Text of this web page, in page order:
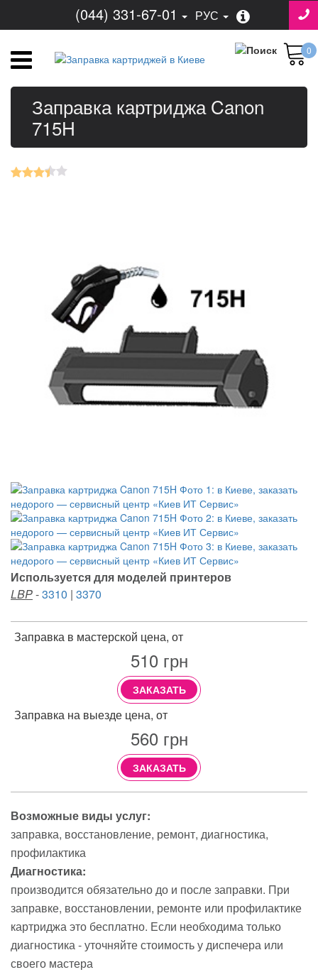
(044) 331-67-01 РУС
0
Заправка картриджа Canon
715H
Используется для моделей принтеров
LBP-3310 | 3370
Заправка в мастерской цена, от
510грн
ЗАКАЗАТЬ
Заправка на выезде цена, от
560грн
ЗАКАЗАТЬ
Возможные виды услуг:
заправка восстановление ремонт диагностика
профилактика
Диагностика:
производится обязательно до и после заправки. При
заправке, восстановлении, ремонте или профилактике
картриджа это бесплатно. Если необходима только
диагностика - уточняйте стоимость у диспечера или
своего мастера